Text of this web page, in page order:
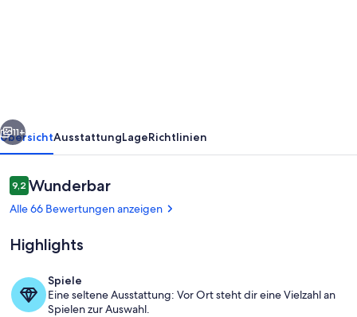
Weingut
an
der
Mittelmosel
Weiter
11+
ÜbersichtAusstattungLageRichtlinien
Bewertungen
9,29,2 von 10.
Wunderbar
Alle 66 Bewertungen anzeigen
Highlights
Spiele
Eine seltene Ausstattung: Vor Ort steht dir eine Vielzahl an
Spielen zur Auswahl.